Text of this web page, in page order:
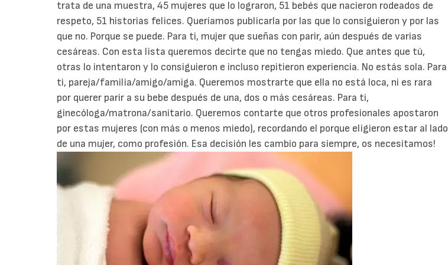
trata de una muestra, 45 mujeres que lo lograron, 51 bebés que nacieron rodeados de
respeto, 51 historias felices. Queríamos publicarla por las que lo consiguieron y por las
que no. Porque se puede. Para ti, mujer que sueñas con parir, aún después de varias
cesáreas. Con esta lista queremos decirte que no tengas miedo. Que antes que tú,
otras lo intentaron y lo consiguieron e incluso repitieron experiencia. No estás sola. Para
ti, pareja/familia/amigo/amiga. Queremos mostrarte que ella no está loca, ni es rara
por querer parir a su bebe después de una, dos o más cesáreas. Para ti,
ginecóloga/matrona/sanitario. Queremos contarte que otros profesionales apostaron
por estas mujeres (con más o menos miedo), recordando el porque eligieron estar al lado
de una mujer, como profesión. Esa decisión les cambio para siempre, os necesitamos!